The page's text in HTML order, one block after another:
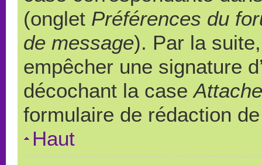
(onglet Préférences du
de message). Par la
empêcher une signature
décochant la case
formulaire de rédaction
Haut